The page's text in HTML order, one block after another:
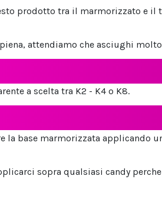
prodotto tra il marmorizzato e il
attendiamo che asciughi molto
a scelta tra K2 - K4 o K8.
base marmorizzata applicando
sopra qualsiasi candy